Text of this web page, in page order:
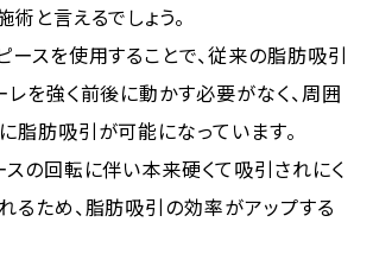
と言えるでしょう。
ースを使用することで、従来の脂肪吸引
レを強く前後に動かす必要がなく、周囲
脂肪吸引が可能になっています。
スの回転に伴い本来硬くて吸引されにく
るため、脂肪吸引の効率がアップする